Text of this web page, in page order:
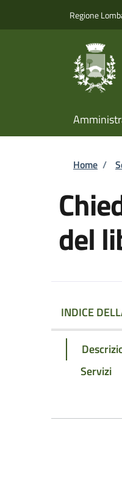
Regione
Home /
del
INDICE
Servizi